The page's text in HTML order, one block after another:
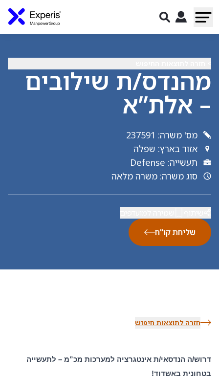
מהנדס/ת שילובים
– אלת”א
מס' משרה:
237591
אזור בארץ: שפלה
תעשייה:
Defense
סוג משרה: משרה מלאה
שליחת קו"ח
חזרה לתוצאות חיפוש
דרוש/ה הנדסאי/ת אינטגרציה למערכות מכ”מ – לתעשייה
בטחונית באשדוד!